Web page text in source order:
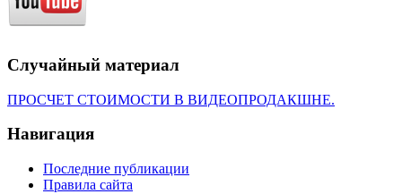
Случайный материал
ПРОСЧЕТ СТОИМОСТИ В ВИДЕОПРОДАКШНЕ.
Навигация
Последние публикации
Правила сайта